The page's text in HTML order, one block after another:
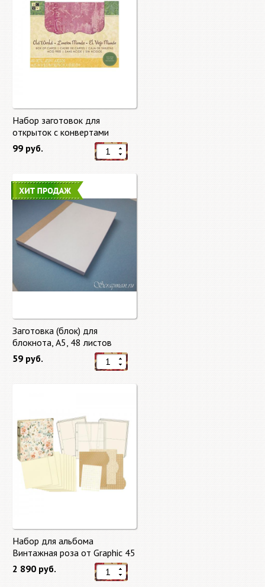
Набор заготовок для
открыток с конвертами
Старый мир (Old World) от
DCWV
99 руб.
Заготовка (блок) для
блокнота, А5, 48 листов
59 руб.
Набор для альбома
Винтажная роза от Graphic 45
2 890 руб.